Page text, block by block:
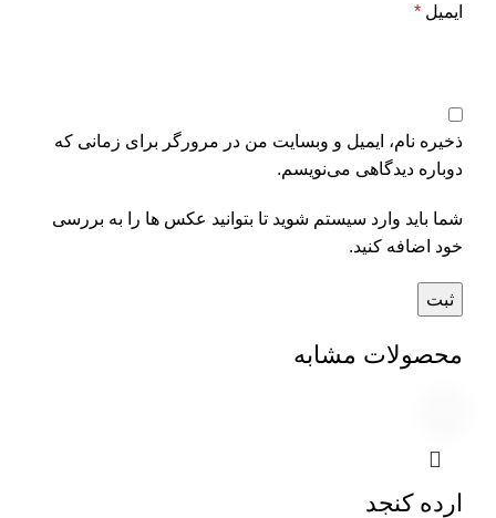
ایمیل *
ذخیره نام، ایمیل و وبسایت من در مرورگر برای زمانی که
دوباره دیدگاهی می‌نویسم.
شما باید وارد سیستم شوید تا بتوانید عکس ها را به بررسی
خود اضافه کنید.
محصولات مشابه
ارده کنجد